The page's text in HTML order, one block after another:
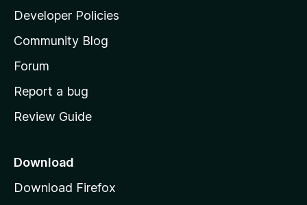
a
s
h
o
e
a
e
Developer Policies
Community Blog
Forum
Report a bug
Review Guide
Download
Download Firefox